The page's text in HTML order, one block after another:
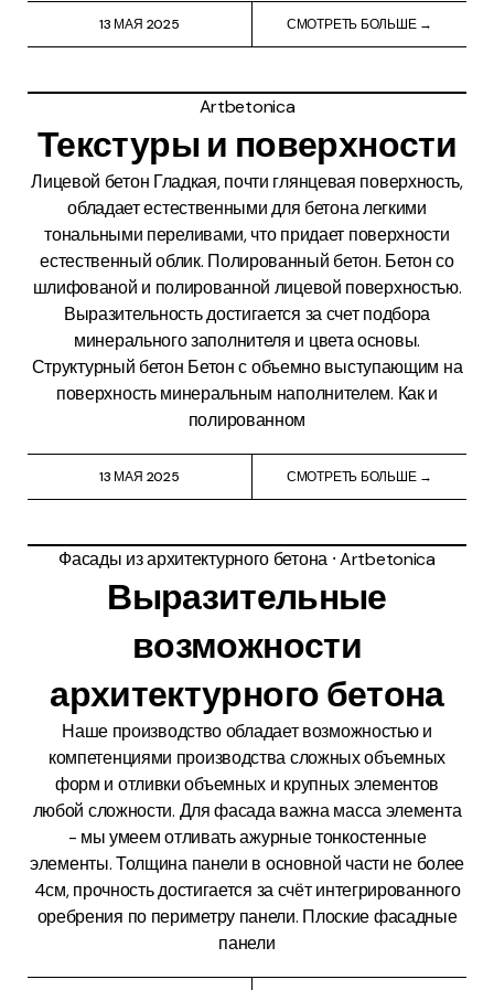
13 МАЯ 2025 СМОТРЕТЬ БОЛЬШЕ →
Artbetonica
Текстуры и поверхности
Лицевой бетон Гладкая, почти глянцевая поверхность,
обладает естественными для бетона легкими
тональными переливами, что придает поверхности
естественный облик. Полированный бетон. Бетон со
шлифованой и полированной лицевой поверхностью.
Выразительность достигается за счет подбора
минерального заполнителя и цвета основы.
Структурный бетон Бетон с объемно выступающим на
поверхность минеральным наполнителем. Как и
полированном
13 МАЯ 2025 СМОТРЕТЬ БОЛЬШЕ →
Фасады из архитектурного бетона ⸱Artbetonica
Выразительные
возможности
архитектурного бетона
Наше производство обладает возможностью и
компетенциями производства сложных объемных
форм и отливки объемных и крупных элементов
любой сложности. Для фасада важна масса элемента
- мы умеем отливать ажурные тонкостенные
элементы. Толщина панели в основной части не более
4см, прочность достигается за счёт интегрированного
оребрения по периметру панели. Плоские фасадные
панели